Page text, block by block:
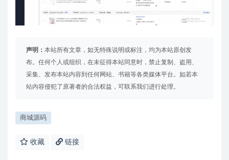
声明： 本站所有文章，如无特殊说明或标注，均为本站原创发
布。任何个人或组织，在未征得本站同意时，禁止复制、盗用、
采集、发布本站内容到任何网站、书籍等各类媒体平台。如若本
站内容侵犯了原著者的合法权益，可联系我们进行处理。
商城源码
收藏 链接